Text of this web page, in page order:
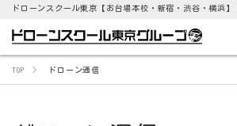
TOP ドローン通信